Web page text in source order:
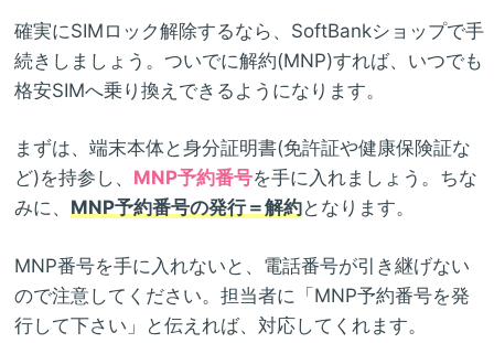
確実にSIMロック解除するなら、SoftBankショップで手
続きしましょう。ついでに解約(MNP)すれば、いつでも
格安SIMへ乗り換えできるようになります。
まずは、端末本体と身分証明書(免許証や健康保険証な
ど)を持参し、 MNP予約番号を手に入れましょう。ちな
みに、 MNP予約番号の発行＝解約となります。
MNP番号を手に入れないと、電話番号が引き継げない
ので注意してください。担当者に「MNP予約番号を発
行して下さい」と伝えれば、対応してくれます。